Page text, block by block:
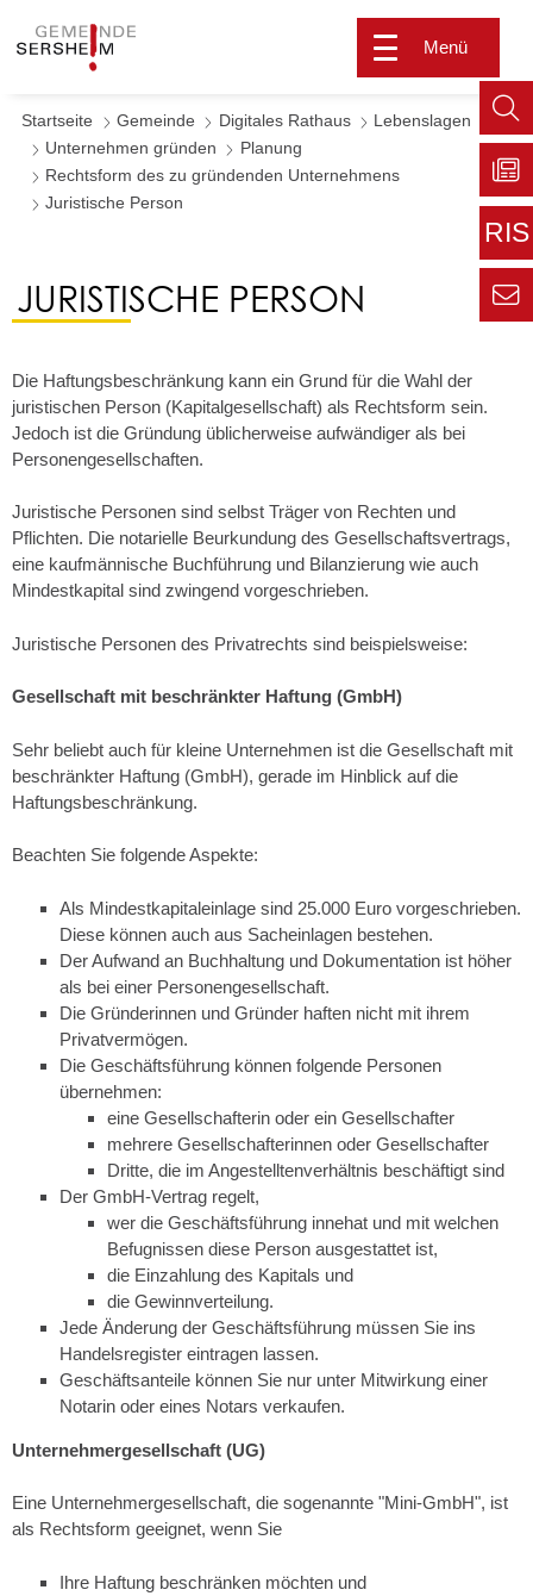
Menü
Startseite Gemeinde Digitales Rathaus
Lebenslagen
Unternehmen gründen
Planung
Rechtsform des zu gründenden Unternehmens
Juristische Person
JURISTISCHE PERSON
Die Haftungsbeschränkung kann ein Grund für die Wahl der
juristischen Person (Kapitalgesellschaft) als Rechtsform sein.
Jedoch ist die Gründung üblicherweise aufwändiger als bei
Personengesellschaften.
Juristische Personen sind selbst Träger von Rechten und
Pflichten. Die notarielle Beurkundung des Gesellschaftsvertrags,
eine kaufmännische Buchführung und Bilanzierung wie auch
Mindestkapital sind zwingend vorgeschrieben.
Juristische Personen des Privatrechts sind beispielsweise:
Gesellschaft mit beschränkter Haftung (GmbH)
Sehr beliebt auch für kleine Unternehmen ist die Gesellschaft mit
beschränkter Haftung (GmbH), gerade im Hinblick auf die
Haftungsbeschränkung.
Beachten Sie folgende Aspekte:
Als Mindestkapitaleinlage sind 25.000 Euro vorgeschrieben.
Diese können auch aus Sacheinlagen bestehen.
Der Aufwand an Buchhaltung und Dokumentation ist höher
als bei einer Personengesellschaft.
Die Gründerinnen und Gründer haften nicht mit ihrem
Privatvermögen.
Die Geschäftsführung können folgende Personen
übernehmen:
eine Gesellschafterin oder ein Gesellschafter
mehrere Gesellschafterinnen oder Gesellschafter
Dritte, die im Angestelltenverhältnis beschäftigt sind
Der GmbH-Vertrag regelt,
wer die Geschäftsführung innehat und mit welchen
Befugnissen diese Person ausgestattet ist,
die Einzahlung des Kapitals und
die Gewinnverteilung.
Jede Änderung der Geschäftsführung müssen Sie ins
Handelsregister eintragen lassen.
Geschäftsanteile können Sie nur unter Mitwirkung einer
Notarin oder eines Notars verkaufen.
Unternehmergesellschaft (UG)
Eine Unternehmergesellschaft, die sogenannte "Mini-GmbH", ist
als Rechtsform geeignet, wenn Sie
Ihre Haftung beschränken möchten und
Zu
RIS
Zur
Seite